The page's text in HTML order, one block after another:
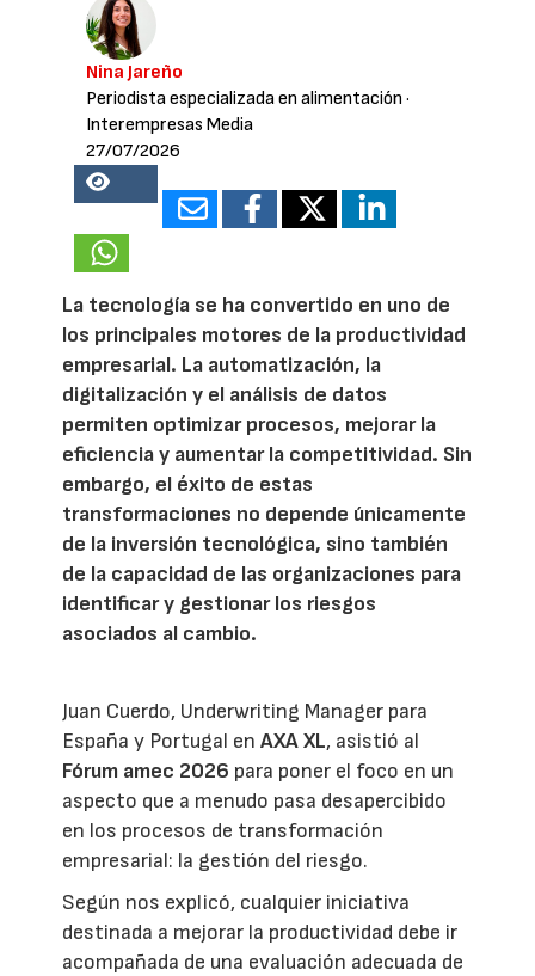
Nina Jareño
Periodista especializada en alimentación ·
Interempresas Media
27/07/2026
14817
La tecnología se ha convertido en uno de
los principales motores de la productividad
empresarial. La automatización, la
digitalización y el análisis de datos
permiten optimizar procesos, mejorar la
eficiencia y aumentar la competitividad. Sin
embargo, el éxito de estas
transformaciones no depende únicamente
de la inversión tecnológica, sino también
de la capacidad de las organizaciones para
identificar y gestionar los riesgos
asociados al cambio.
Juan Cuerdo, Underwriting Manager para
España y Portugal enAXA XL, asistió al
Fórum amec 2026 para poner el foco en un
aspecto que a menudo pasa desapercibido
en los procesos de transformación
empresarial: la gestión del riesgo.
Según nos explicó, cualquier iniciativa
destinada a mejorar la productividad debe ir
acompañada de una evaluación adecuada de